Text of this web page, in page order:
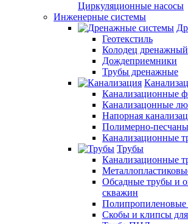
Циркуляционные насосы
Инженерные системы
Геотекстиль
Колодец дренажный
Дождеприемники
Трубы дренажные
Канализационные
Канализацонные
Напорная
Полимерно-
Канализационные
Трубы
Канализационные
Обсадные трубы и
скважин
Полипропиленовые
Скобы и клипсы